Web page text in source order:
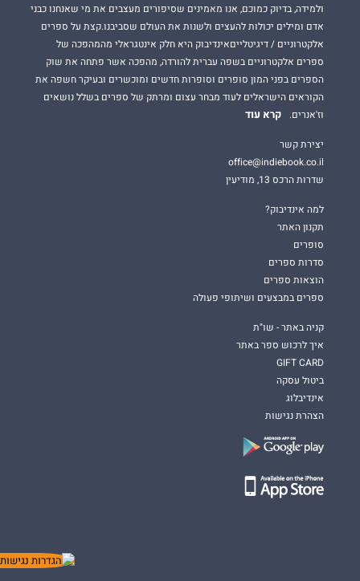
ולמידה, בדיוק כמוכם, אנו מאמינים שסיפורים מעצבים את מי שאנחנו כבני
אדם ומילים יכולות להעצים ולשנות את העולם שסביבנו.קצת על ספרים
אלקטרוניים / דיגיטלייםאינדיבוק היא חלק אינטגראלי מהמהפכה של
ספרים אלקטרוניים בשפה עברית להורדה, מהפכה אשר פתחה את שוק
הספרים בפני המון סופרים וסופרות חדשים ומוכשרים ובעיקר חשפה את
הקוראים הישראלים לעוד מבחר עצום ומרתק של ספרים בשלל נושאים
וז'אנרים.
קרא עוד
יצירת קשר
office@indiebook.co.il
שדרות הרכס 13, מודיעין
למה אינדיבוק?
תקנון האתר
סופרים
סדרות ספרים
הוצאות ספרים
ספרים במבצעים ושיתופי פעולה
קניה באתר - שו"ת
איך לרכוש ספר באתר
GIFT CARD
ביטול עסקה
אינדיבלוג
הצהרת נגישות